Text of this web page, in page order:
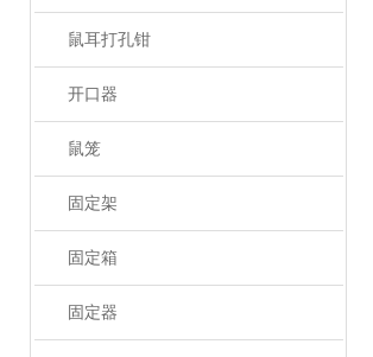
鼠耳打孔钳
开口器
鼠笼
固定架
固定箱
固定器